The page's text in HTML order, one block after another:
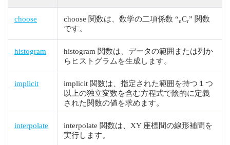
choose choose 関数は、数学の二項係数 “nCr” 関数
です。
histogram
histogram 関数は、データの範囲または列か
らヒストグラムを生成します。
implicit
implicit 関数は、指定された範囲を持つ１つ
以上の独立変数を含む方程式で陰的に定義
された関数の値を求めます。
interpolate
interpolate 関数は、XY 座標間の線形補間を
実行します。